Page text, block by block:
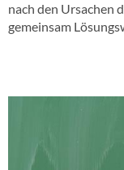
nach den Ursachen
gemeinsam